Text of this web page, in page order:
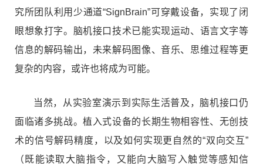
究所团队利用少通道“SignBrain”可穿戴设备，实现了闭
眼想象打字。脑机接口技术已能实现运动、语言文字等
信息的解码输出，未来解码图像、音乐、思维过程等更
复杂的内容，或许也将成为可能。
当然，从实验室演示到实际生活普及，脑机接口仍
面临诸多挑战。植入式设备的长期生物相容性、无创技
术的信号解码精度，以及如何实现更自然的“双向交互”
（既能读取大脑指令，又能向大脑写入触觉等感知信